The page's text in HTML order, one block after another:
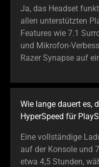
Ja, das Headset
allen unterstützten
Features wie 7.1
und Mikrofon-
Razer Synapse auf
Wie lange dauert es,
HyperSpeed für
Eine vollständige
auf der Konsole und
etwa 4,5 Stunden,